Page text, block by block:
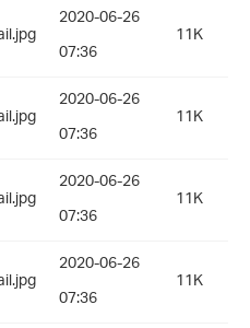
2020-06-26
07:36
11K
2020-06-26
07:36
11K
2020-06-26
07:36
11K
2020-06-26
07:36
11K